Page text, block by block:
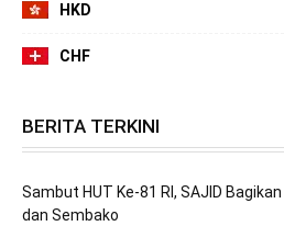
HKD
CHF
BERITA TERKINI
Sambut HUT Ke-81 RI, SAJID
dan Sembako